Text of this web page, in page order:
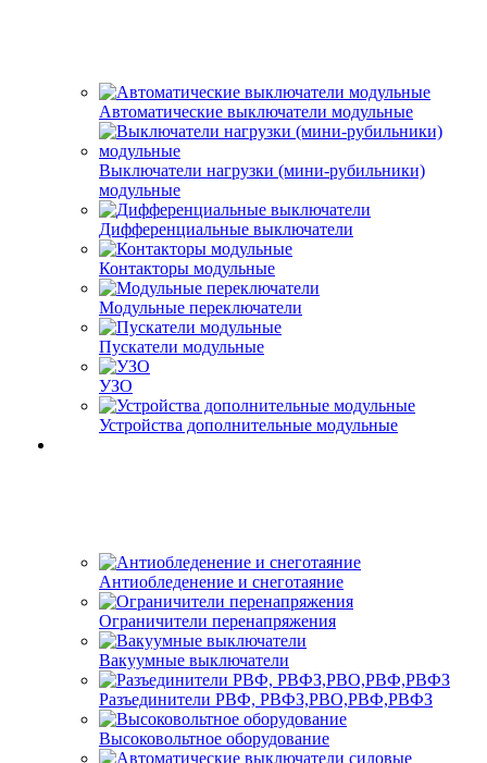
Автоматические выключатели модульные
Выключатели нагрузки (мини-рубильники)
модульные
Дифференциальные выключатели
Контакторы модульные
Модульные переключатели
Пускатели модульные
УЗО
Устройства дополнительные модульные
Антиобледенение и снеготаяние
Ограничители перенапряжения
Вакуумные выключатели
Разъединители РВФ, РВФЗ,РВО,РВФ,РВФЗ
Высоковольтное оборудование